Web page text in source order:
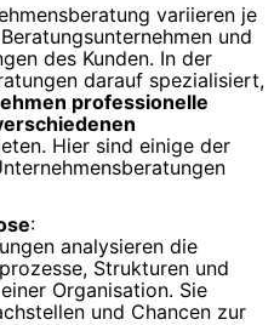
variieren je
und
des Kunden. In der
darauf spezialisiert,
professionelle
Hier sind einige der
:
analysieren die
Strukturen und
Organisation. Sie
und Chancen zur